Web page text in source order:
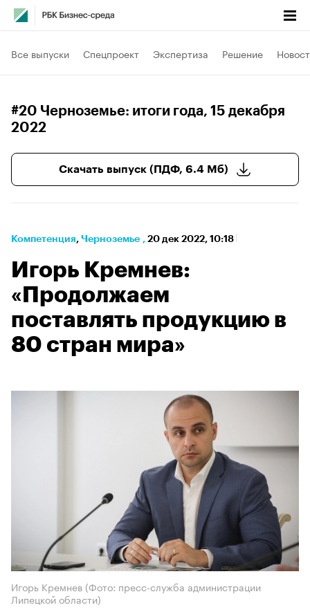
Все выпуски Спецпроект Экспертиза Решение
#20 Черноземье: итоги года, 15 декабря
2022
Скачать выпуск (ПДФ, 6.4 Мб)
Компетенция⁠, Черноземье , 20 дек 2022, 10:18
Игорь Кремнев:
«Продолжаем
поставлять продукцию в
80 стран мира»
Игорь Кремнев (Фото: пресс-служба администрации
Липецкой области)